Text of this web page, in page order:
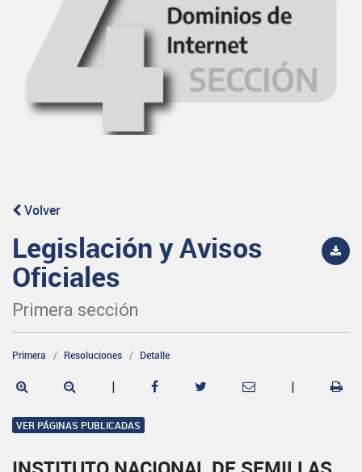
Volver
Legislación y Avisos
Oficiales
Primera sección
Primera Resoluciones Detalle
| |
VER PÁGINAS PUBLICADAS